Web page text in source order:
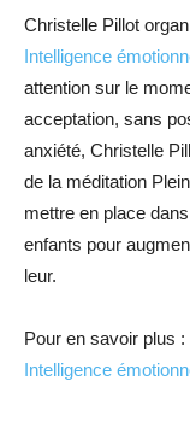
Christelle Pillot
Intelligence
attention sur le
acceptation, sans
anxiété, Christelle
de la méditation
mettre en place
enfants pour
leur.
Pour en savoir plus :
Intelligence